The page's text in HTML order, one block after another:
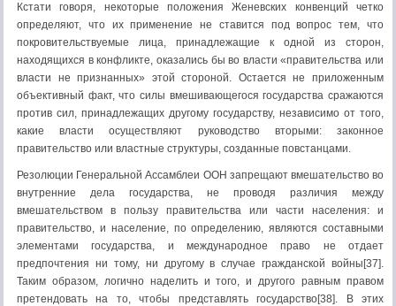
Кстати говоря, некоторые положения Женевских конвенций четко
определяют, что их применение не ставится под вопрос тем, что
покровительствуемые лица, принадлежащие к одной из сторон,
находящихся в конфликте, оказались бы во власти «правительства или
власти не признанных» этой стороной. Остается не приложенным
объективный факт, что силы вмешивающегося государства сражаются
против сил, принадлежащих другому государству, независимо от того,
какие власти осуществляют руководство вторыми: законное
правительство или властные структуры, созданные повстанцами.
Резолюции Генеральной Ассамблеи ООН запрещают вмешательство во
внутренние дела государства, не проводя различия между
вмешательством в пользу прави­тельства или части населения: и
правительство, и население, по определению, являются составными
элементами государства, и международное право не отдает
предпочтения ни тому, ни другому в случае гражданской войны[37].
Таким образом, логично наделить и того, и другого равным правом
претендовать на то, чтобы представлять государство[38]. В этих